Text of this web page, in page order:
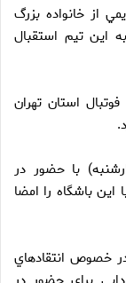
از خانواده بزرگ
تيم استقبال
استان تهران
با حضور در
اين باشگاه را امضا
در خصوص انتقادهاي